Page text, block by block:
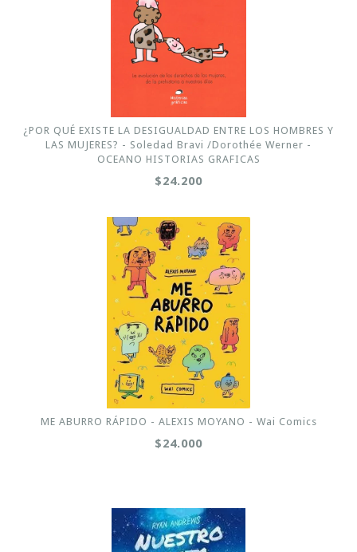
¿POR QUÉ EXISTE LA DESIGUALDAD ENTRE LOS HOMBRES Y
LAS MUJERES? - Soledad Bravi /Dorothée Werner -
OCEANO HISTORIAS GRAFICAS
$24.200
ME ABURRO RÁPIDO - ALEXIS MOYANO - Wai Comics
$24.000